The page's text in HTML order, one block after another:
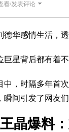
看/发表评论
华感情生活，
星背后都有着
，时隔多年首
瞬间引发了网友
王晶爆料